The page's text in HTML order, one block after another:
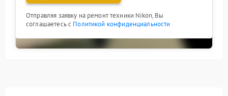
Отправляя заявку на ремонт техники Nikon, Вы
соглашаетесь с Политикой конфиденциальности